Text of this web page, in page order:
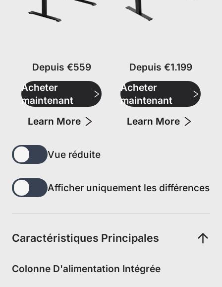
Depuis €559
Depuis €1.199
Acheter
maintenant
Learn More
Acheter
maintenant
Learn More
Vue réduite
Afficher uniquement les différences
Caractéristiques Principales
Colonne D'alimentation Intégrée